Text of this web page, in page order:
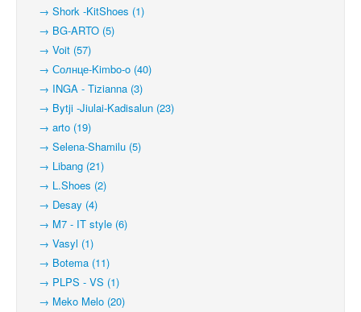
→ Shork -KitShoes (1)
→ BG-ARTO (5)
→ Voit (57)
→ Солнце-Kimbo-o (40)
→ INGA - Tizianna (3)
→ Bytji -Jiulai-Kadisalun (23)
→ arto (19)
→ Selena-Shamilu (5)
→ Libang (21)
→ L.Shoes (2)
→ Desay (4)
→ M7 - IT style (6)
→ Vasyl (1)
→ Botema (11)
→ PLPS - VS (1)
→ Meko Melo (20)